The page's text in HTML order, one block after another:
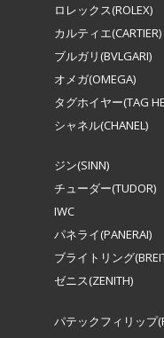
ロレックス(ROLEX)
カルティエ(CARTIER)
ブルガリ(BVLGARI)
オメガ(OMEGA)
タグホイヤー(TAG
シャネル(CHANEL)
ジン(SINN)
チューダー(TUDOR)
IWC
パネライ(PANERAI)
ブライトリング
ゼニス(ZENITH)
パテックフィリップ